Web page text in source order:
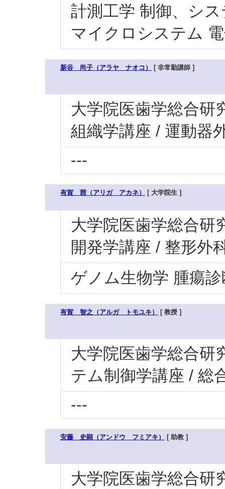
計測工学 制御、シ
マイクロシステム
新谷 尚子（アラヤ ナオコ） [ 非常勤講師 ]
大学院医歯学総合研
組織学講座 / 運動器
---
有賀 茜（アリガ アカネ） [ 大学院生 ]
大学院医歯学総合研
開発学講座 / 整形外
ゲノム生物学 腫瘍
有賀 智之（アルガ トモユキ） [ 教授 ]
大学院医歯学総合研
テム制御学講座 / 総
---
安藤 史顕（アンドウ フミアキ） [ 助教 ]
大学院医歯学総合研